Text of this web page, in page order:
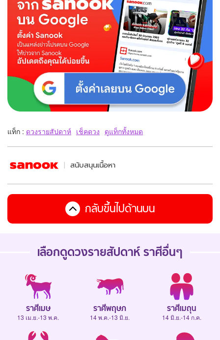
แท็ก : ดวงรายสัปดาห์ เช็คดวง ดูแท็กทั้งหมด
สนับสนุนเนื้อหา
กลับขึ้นไปด้านบน
เลือกดูดวงรายสัปดาห์ ราศีอื่นๆ
ราศีเมษ
13 เม.ย.-13 พ.ค.
ราศีพฤษภ
14 พ.ค.-13 มิ.ย.
ราศีเมถุน
14 มิ.ย.-14 ก.ค.